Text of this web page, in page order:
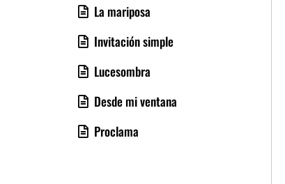
La mariposa
Invitación simple
Lucesombra
Desde mi ventana
Proclama